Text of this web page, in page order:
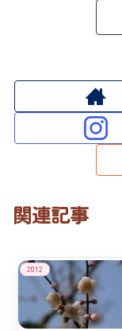
関連記事
2012